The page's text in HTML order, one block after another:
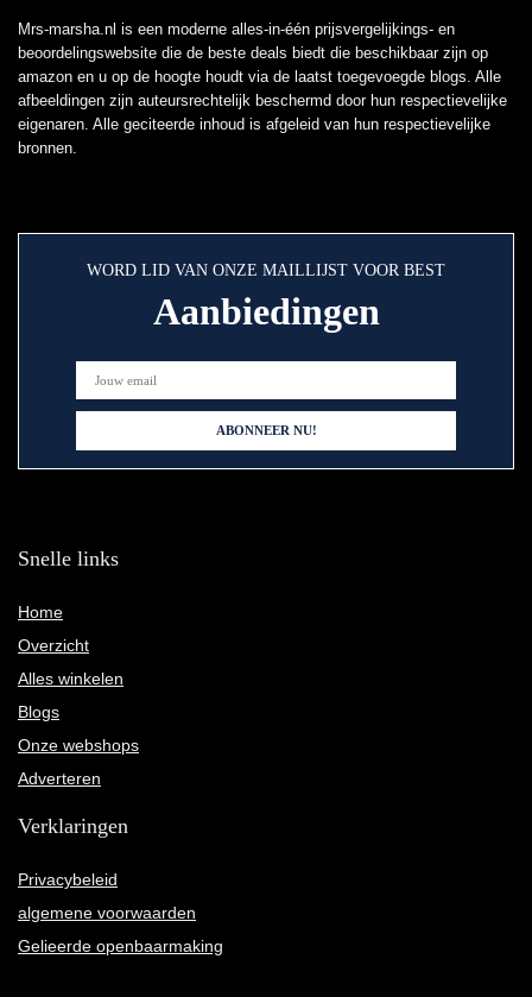
Mrs-marsha.nl is een moderne alles-in-één prijsvergelijkings- en
beoordelingswebsite die de beste deals biedt die beschikbaar zijn op
amazon en u op de hoogte houdt via de laatst toegevoegde blogs. Alle
afbeeldingen zijn auteursrechtelijk beschermd door hun respectievelijke
eigenaren. Alle geciteerde inhoud is afgeleid van hun respectievelijke
bronnen.
WORD LID VAN ONZE MAILLIJST VOOR BEST
Aanbiedingen
Snelle links
Home
Overzicht
Alles winkelen
Blogs
Onze webshops
Adverteren
Verklaringen
Privacybeleid
algemene voorwaarden
Gelieerde openbaarmaking